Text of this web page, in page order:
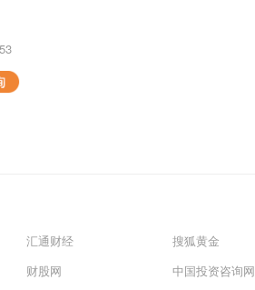
汇通财经 搜狐黄金
财股网 中国投资咨询网